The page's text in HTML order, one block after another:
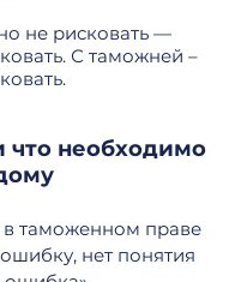
не рисковать —
С таможней –
что необходимо
в таможенном праве
нет понятия